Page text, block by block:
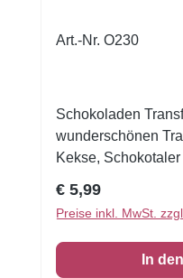
Art.-Nr. O230
Schokoladen
wunderschönen
Kekse,
Sie die
Schokolade auf die
mit einer
diese fest werden.
Regulärer Preis:
€ 5,99
Preise inkl. MwSt.
In